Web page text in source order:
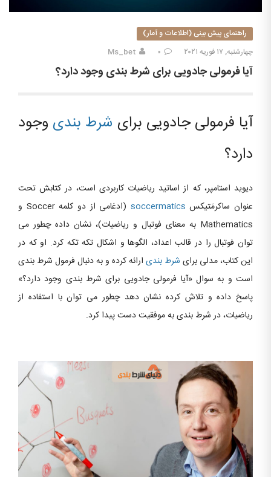
راهنمای پیش بینی (اطلاعات و آمار)
چهارشنبه, ۱۷ فوریه ۲۰۲۱
۰ Ms_bet
آیا فرمولی جادویی برای شرط بندی وجود دارد؟
آیا فرمولی جادویی برای شرط بندی وجود
دارد؟
دیوید استامپر، که از اساتید ریاضیات کاربردی است، در کتابش تحت
عنوان ساکرمَتیکس soccermatics
(ادغامی از دو کلمه Soccer و
Mathematics به معنای فوتبال و ریاضیات)، نشان داده چطور می
توان فوتبال را در قالب اعداد، الگوها و اشکال تکه تکه کرد. او که در
این کتاب، مدلی برای شرط بندی ارائه کرده و به دنبال فرمول شرط بندی
است و به سوال «آیا فرمولی جادویی برای شرط بندی وجود دارد؟»
پاسخ داده و تلاش کرده نشان دهد چطور می توان با استفاده از
ریاضیات، در شرط بندی به موفقیت دست پیدا کرد.